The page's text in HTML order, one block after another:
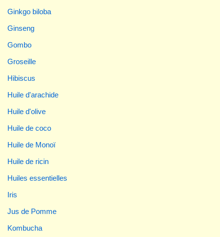
Ginkgo biloba
Ginseng
Gombo
Groseille
Hibiscus
Huile d'arachide
Huile d'olive
Huile de coco
Huile de Monoï
Huile de ricin
Huiles essentielles
Iris
Jus de Pomme
Kombucha